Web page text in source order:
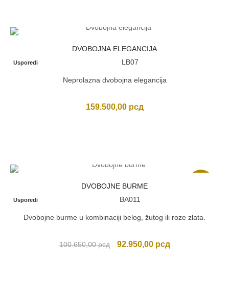
DVOBOJNA ELEGANCIJA
Usporedi LB07
Neprolazna dvobojna elegancija
159.500,00 рсд
DVOBOJNE BURME
Usporedi BA011
Dvobojne burme u kombinaciji belog, žutog ili roze zlata.
100.650,00рсд
Originalna
92.950,00 рсдTrenutna